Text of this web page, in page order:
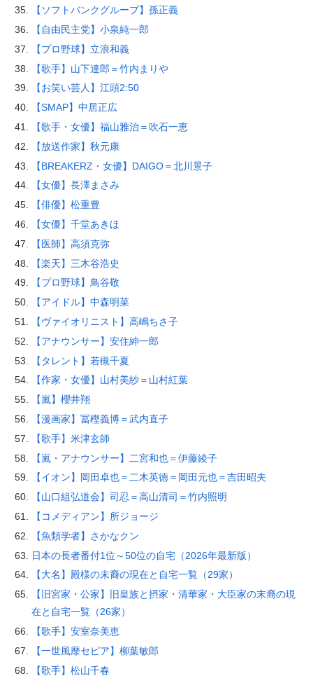
【ソフトバンクグループ】孫正義
【自由民主党】小泉純一郎
【プロ野球】立浪和義
【歌手】山下達郎＝竹内まりや
【お笑い芸人】江頭2:50
【SMAP】中居正広
【歌手・女優】福山雅治＝吹石一恵
【放送作家】秋元康
【BREAKERZ・女優】DAIGO＝北川景子
【女優】長澤まさみ
【俳優】松重豊
【女優】千堂あきほ
【医師】高須克弥
【楽天】三木谷浩史
【プロ野球】鳥谷敬
【アイドル】中森明菜
【ヴァイオリニスト】高嶋ちさ子
【アナウンサー】安住紳一郎
【タレント】若槻千夏
【作家・女優】山村美紗＝山村紅葉
【嵐】櫻井翔
【漫画家】冨樫義博＝武内直子
【歌手】米津玄師
【嵐・アナウンサー】二宮和也＝伊藤綾子
【イオン】岡田卓也＝二木英徳＝岡田元也＝吉田昭夫
【山口組弘道会】司忍＝高山清司＝竹内照明
【コメディアン】所ジョージ
【魚類学者】さかなクン
日本の長者番付1位～50位の自宅（2026年最新版）
【大名】殿様の末裔の現在と自宅一覧（29家）
【旧宮家・公家】旧皇族と摂家・清華家・大臣家の末裔の現
在と自宅一覧（26家）
【歌手】安室奈美恵
【一世風靡セピア】柳葉敏郎
【歌手】松山千春